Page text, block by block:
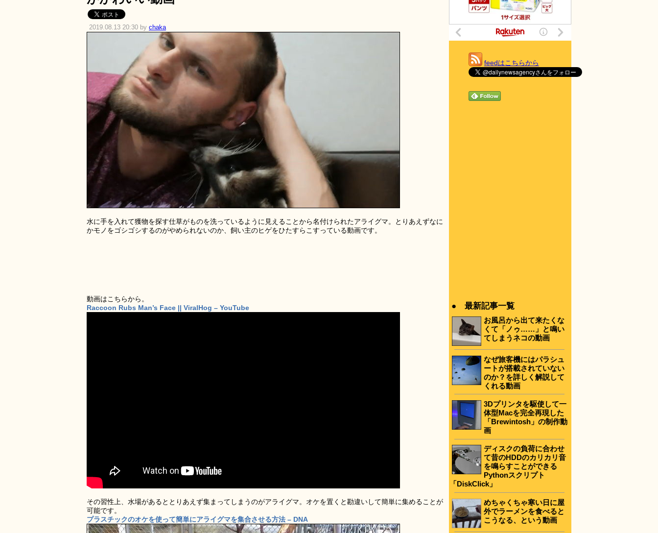
2019.08.13 20:30 by chaka
水に手を入れて獲物を探す仕草がものを洗っているように見えることから名付けられたアライグマ。とりあえずなに
かモノをゴシゴシするのがやめられないのか、飼い主のヒゲをひたすらこすっている動画です。
動画はこちらから。
Raccoon Rubs Man’s Face || ViralHog – YouTube
その習性上、水場があるととりあえず集まってしまうのがアライグマ。オケを置くと勘違いして簡単に集めることが
可能です。
プラスチックのオケを使って簡単にアライグマを集合させる方法 – DNA
feedはこちらから
● 最新記事一覧
お風呂から出て来たくな
くて「ノゥ……」と鳴い
てしまうネコの動画
なぜ旅客機にはパラシュ
ートが搭載されていない
のか？を詳しく解説して
くれる動画
3Dプリンタを駆使して一
体型Macを完全再現した
「Brewintosh」の制作動
画
ディスクの負荷に合わせ
て昔のHDDのカリカリ音
を鳴らすことができる
Pythonスクリプト
「DiskClick」
めちゃくちゃ寒い日に屋
外でラーメンを食べると
こうなる、という動画